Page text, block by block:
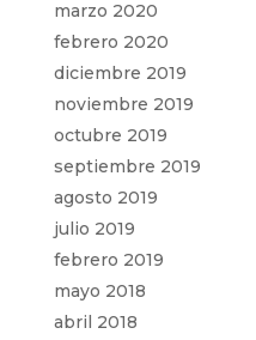
marzo 2020
febrero 2020
diciembre 2019
noviembre 2019
octubre 2019
septiembre 2019
agosto 2019
julio 2019
febrero 2019
mayo 2018
abril 2018